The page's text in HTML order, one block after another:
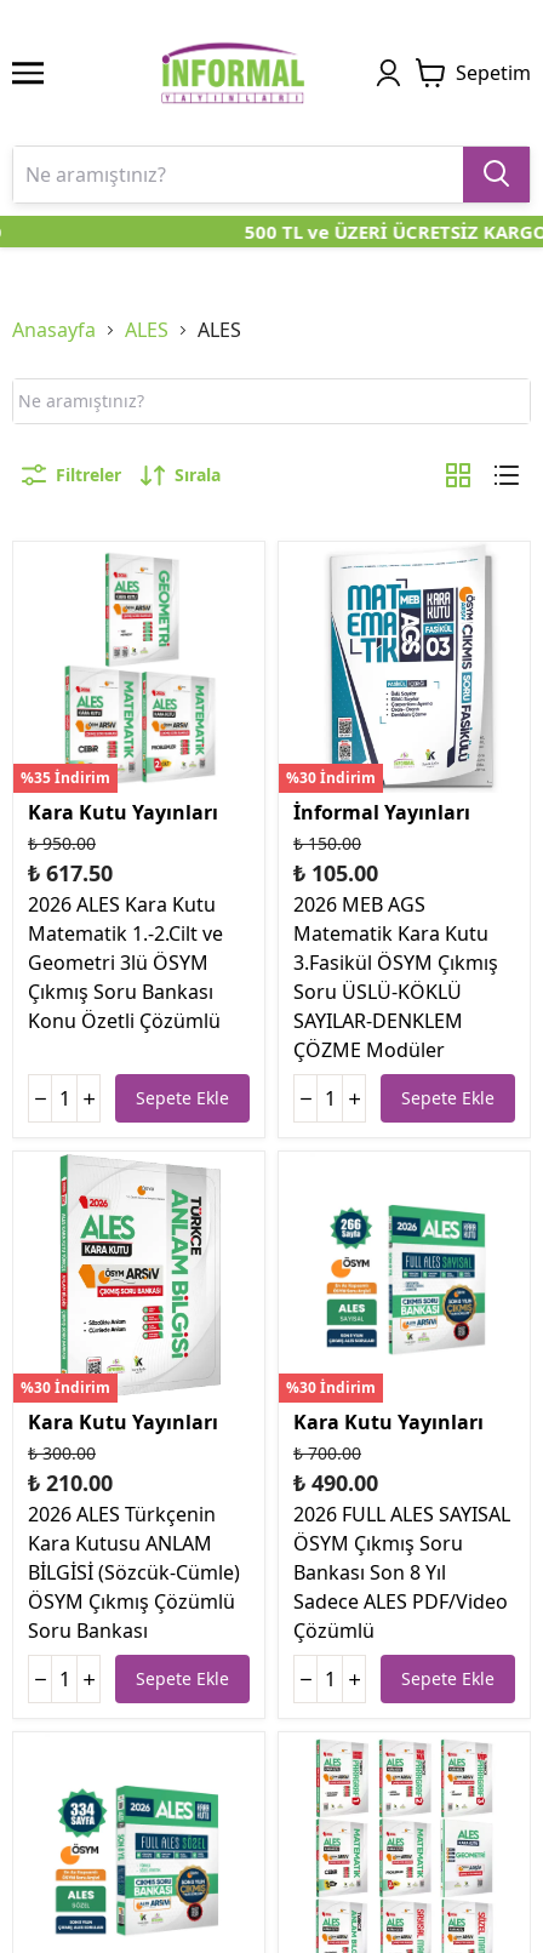
Sepetim
500 TL ve ÜZERİ ÜCRETSİZ KARGO
Anasayfa ALES ALES
Filtreler Sırala
%35 İndirim
Kara Kutu Yayınları
₺ 950.00
₺ 617.50
2026 ALES Kara Kutu
Matematik 1.-2.Cilt ve
Geometri 3lü ÖSYM
Çıkmış Soru Bankası
Konu Özetli Çözümlü
Sepete Ekle
%30 İndirim
İnformal Yayınları
₺ 150.00
₺ 105.00
2026 MEB AGS
Matematik Kara Kutu
3.Fasikül ÖSYM Çıkmış
Soru ÜSLÜ-KÖKLÜ
SAYILAR-DENKLEM
ÇÖZME Modüler
Sepete Ekle
%30 İndirim
Kara Kutu Yayınları
₺ 300.00
₺ 210.00
2026 ALES Türkçenin
Kara Kutusu ANLAM
BİLGİSİ (Sözcük-Cümle)
ÖSYM Çıkmış Çözümlü
Soru Bankası
Sepete Ekle
%30 İndirim
Kara Kutu Yayınları
₺ 700.00
₺ 490.00
2026 FULL ALES SAYISAL
ÖSYM Çıkmış Soru
Bankası Son 8 Yıl
Sadece ALES PDF/Video
Çözümlü
Sepete Ekle